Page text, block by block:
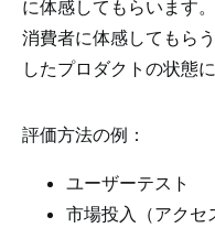
に体感してもらいます
消費者に体感してもら
したプロダクトの状態
評価方法の例：
ユーザーテスト
市場投入（アクセ